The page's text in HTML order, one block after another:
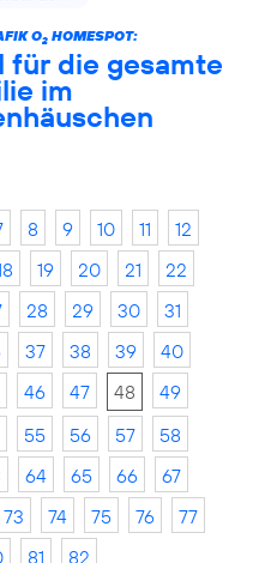
O2HOMESPOT:
für die gesamte
im
8 9 10 11
12
19 20 21
22
28 29 30
31
37 38 39
40
46 47 48
49
55 56 57
58
64 65 66
67
73 74 75 76
77
81 82